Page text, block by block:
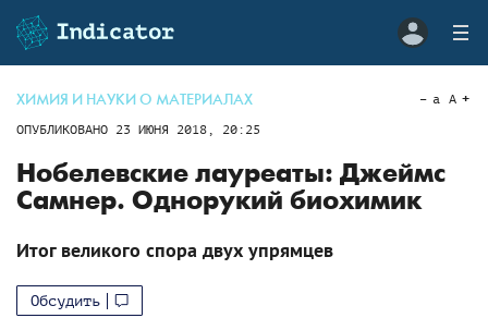
ХИМИЯ И НАУКИ О МАТЕРИАЛАХ
ОПУБЛИКОВАНО 23 ИЮНЯ 2018, 20:25
a A
Нобелевские лауреаты: Джеймс
Самнер. Однорукий биохимик
Итог великого спора двух упрямцев
Обсудить